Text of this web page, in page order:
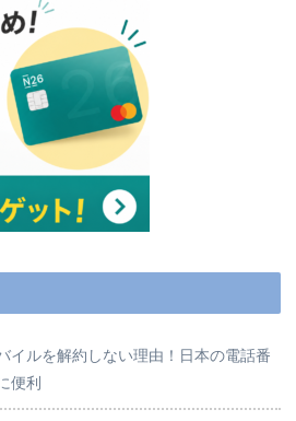
イルを解約しない理由！日本の電話番
便利